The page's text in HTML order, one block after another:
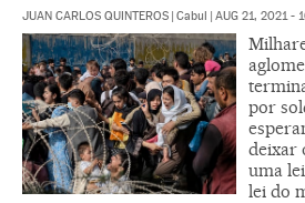
JUAN CARLOS QUINTEROS | Cabul | AUG 21, 2021 -
por
deixar
uma
lei do